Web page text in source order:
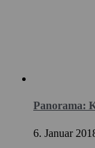
Panorama:
6. Januar